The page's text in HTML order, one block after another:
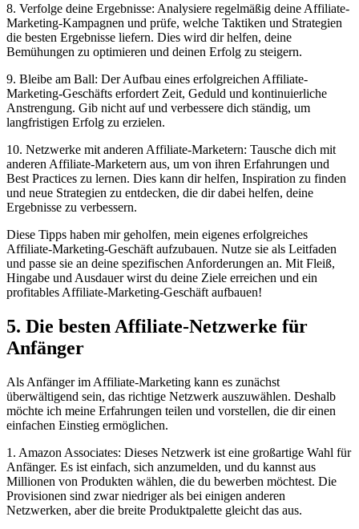
8. Verfolge deine Ergebnisse: Analysiere regelmäßig deine Affiliate-
Marketing-Kampagnen und prüfe, welche Taktiken und Strategien
die besten Ergebnisse liefern. Dies wird dir helfen, deine
Bemühungen zu optimieren und deinen Erfolg zu steigern.
9. Bleibe am Ball: Der Aufbau eines erfolgreichen Affiliate-
Marketing-Geschäfts erfordert Zeit, Geduld und kontinuierliche
Anstrengung. Gib nicht auf und verbessere dich ständig, um
langfristigen Erfolg zu erzielen.
10. Netzwerke mit anderen Affiliate-Marketern: Tausche dich mit
anderen Affiliate-Marketern aus, um von ihren Erfahrungen und
Best Practices zu lernen. Dies kann dir helfen, Inspiration zu finden
und neue Strategien zu entdecken, die dir dabei helfen, deine
Ergebnisse zu verbessern.
Diese Tipps haben mir geholfen, mein eigenes erfolgreiches
Affiliate-Marketing-Geschäft aufzubauen. Nutze sie als Leitfaden
und passe sie an deine spezifischen Anforderungen an. Mit Fleiß,
Hingabe und Ausdauer wirst du deine Ziele erreichen und ein
profitables Affiliate-Marketing-Geschäft aufbauen!
5. Die besten Affiliate-Netzwerke für
Anfänger
Als Anfänger im Affiliate-Marketing kann es zunächst
überwältigend sein, das richtige Netzwerk auszuwählen. Deshalb
möchte ich meine Erfahrungen teilen und vorstellen, die dir einen
einfachen Einstieg ermöglichen.
1. Amazon Associates: Dieses Netzwerk ist eine großartige Wahl für
Anfänger. Es ist einfach, sich anzumelden, und du kannst aus
Millionen von Produkten wählen, die du bewerben möchtest. Die
Provisionen sind zwar niedriger als bei einigen anderen
Netzwerken, aber die breite Produktpalette gleicht das aus.